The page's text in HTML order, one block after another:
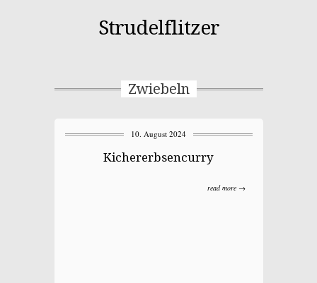
Strudelflitzer
Zwiebeln
10. August 2024
Kichererbsencurry
read more →